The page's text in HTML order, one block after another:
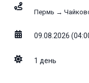
Пермь →
09.08.2026
1 день